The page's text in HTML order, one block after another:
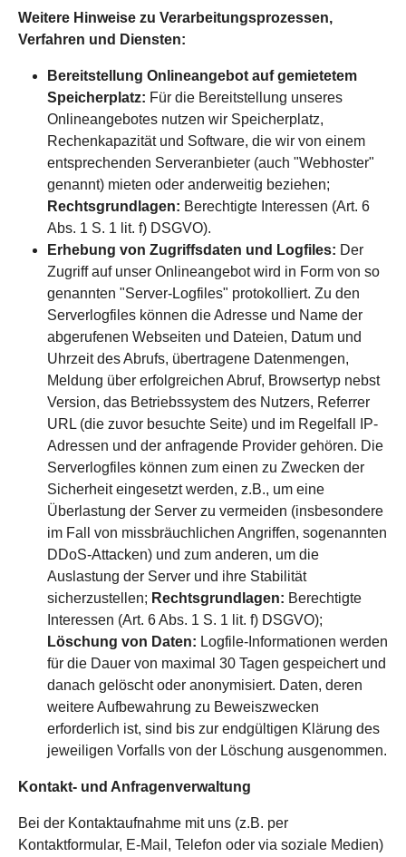
Weitere Hinweise zu Verarbeitungsprozessen,
Verfahren und Diensten:
Bereitstellung Onlineangebot auf gemietetem
Speicherplatz: Für die Bereitstellung unseres
Onlineangebotes nutzen wir Speicherplatz,
Rechenkapazität und Software, die wir von einem
entsprechenden Serveranbieter (auch "Webhoster"
genannt) mieten oder anderweitig beziehen;
Rechtsgrundlagen: Berechtigte Interessen (Art. 6
Abs. 1 S. 1 lit. f) DSGVO).
Erhebung von Zugriffsdaten und Logfiles: Der
Zugriff auf unser Onlineangebot wird in Form von so
genannten "Server-Logfiles" protokolliert. Zu den
Serverlogfiles können die Adresse und Name der
abgerufenen Webseiten und Dateien, Datum und
Uhrzeit des Abrufs, übertragene Datenmengen,
Meldung über erfolgreichen Abruf, Browsertyp nebst
Version, das Betriebssystem des Nutzers, Referrer
URL (die zuvor besuchte Seite) und im Regelfall IP-
Adressen und der anfragende Provider gehören. Die
Serverlogfiles können zum einen zu Zwecken der
Sicherheit eingesetzt werden, z.B., um eine
Überlastung der Server zu vermeiden (insbesondere
im Fall von missbräuchlichen Angriffen, sogenannten
DDoS-Attacken) und zum anderen, um die
Auslastung der Server und ihre Stabilität
sicherzustellen; Rechtsgrundlagen: Berechtigte
Interessen (Art. 6 Abs. 1 S. 1 lit. f) DSGVO);
Löschung von Daten: Logfile-Informationen werden
für die Dauer von maximal 30 Tagen gespeichert und
danach gelöscht oder anonymisiert. Daten, deren
weitere Aufbewahrung zu Beweiszwecken
erforderlich ist, sind bis zur endgültigen Klärung des
jeweiligen Vorfalls von der Löschung ausgenommen.
Kontakt- und Anfragenverwaltung
Bei der Kontaktaufnahme mit uns (z.B. per
Kontaktformular, E-Mail, Telefon oder via soziale Medien)